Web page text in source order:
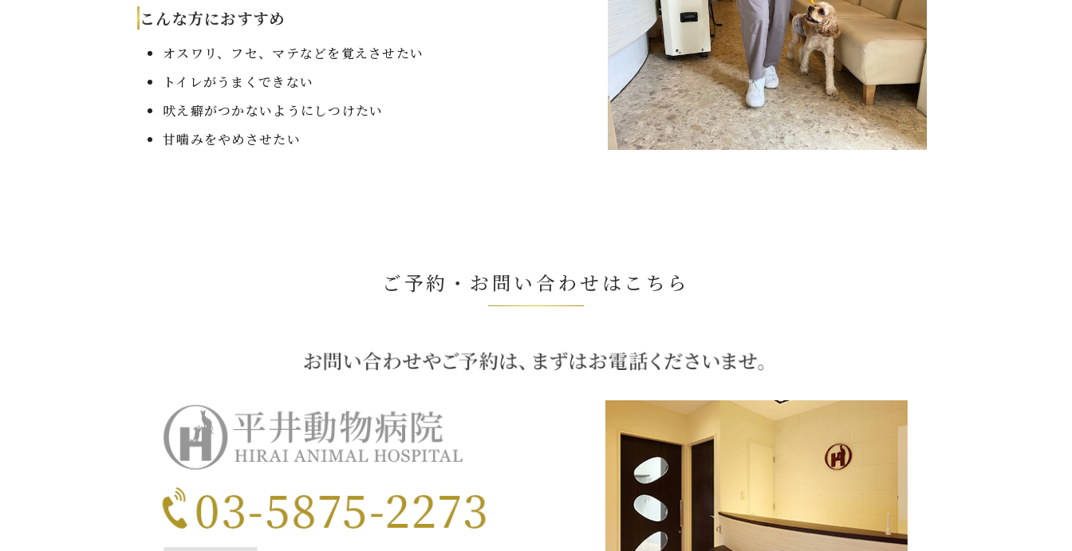
こんな方におすすめ
オスワリ、フセ、マテなどを覚えさせたい
トイレがうまくできない
吠え癖がつかないようにしつけたい
甘噛みをやめさせたい
ご予約・お問い合わせはこちら